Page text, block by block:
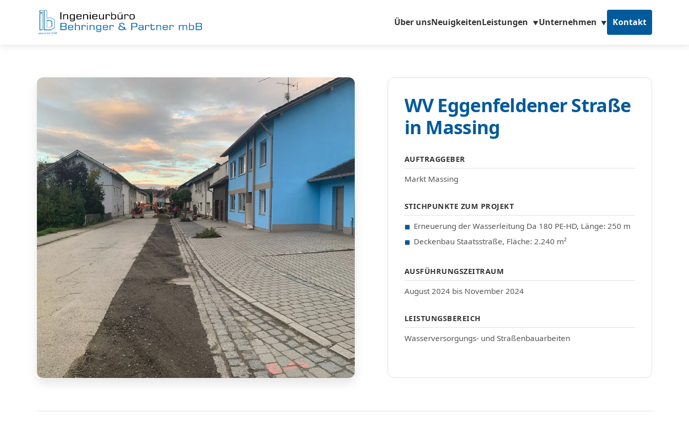
Über unsNeuigkeitenLeistungen ▼Unternehmen ▼ Kontakt
WV Eggenfeldener Straße
in Massing
AUFTRAGGEBER
Markt Massing
STICHPUNKTE ZUM PROJEKT
Erneuerung der Wasserleitung Da 180 PE-HD, Länge: 250 m
Deckenbau Staatsstraße, Fläche: 2.240 m²
AUSFÜHRUNGSZEITRAUM
August 2024 bis November 2024
LEISTUNGSBEREICH
Wasserversorgungs- und Straßenbauarbeiten